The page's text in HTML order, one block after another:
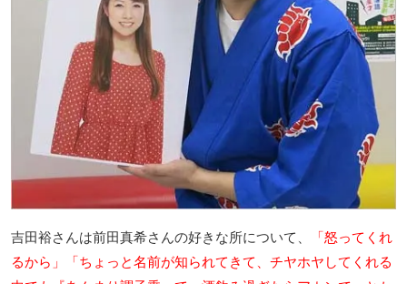
吉田裕さんは前田真希さんの好きな所について、
「怒ってくれ
るから」「ちょっと名前が知られてきて、チヤホヤしてくれる